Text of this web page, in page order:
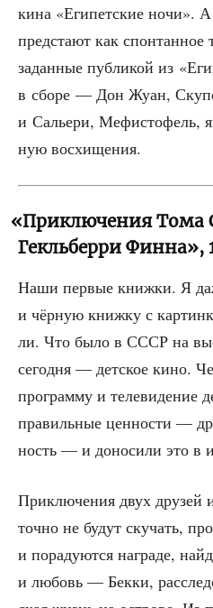
ки­на «Еги­пет­ские ночи».
пред­ста­ют как спон­тан­ное
задан­ные пуб­ли­кой из
в сбо­ре — Дон Жуан,
и Салье­ри, Мефи­сто­фель,
ную восхищения.
«Приключения Тома
Гекльберри Финна»,
Наши пер­вые книж­ки. Я
и чёр­ную книж­ку с
ли. Что было в СССР на
сего­дня — дет­ское кино.
про­грам­му и теле­ви­де­ние
пра­виль­ные цен­но­сти —
ность — и доно­си­ли это в
При­клю­че­ния двух дру­зей
точ­но не будут ску­чать,
и пора­ду­ют­ся награ­де,
и любовь — Бек­ки,